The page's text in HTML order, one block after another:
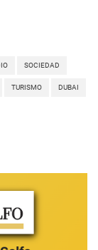
SOCIEDAD
TURISMO DUBAI